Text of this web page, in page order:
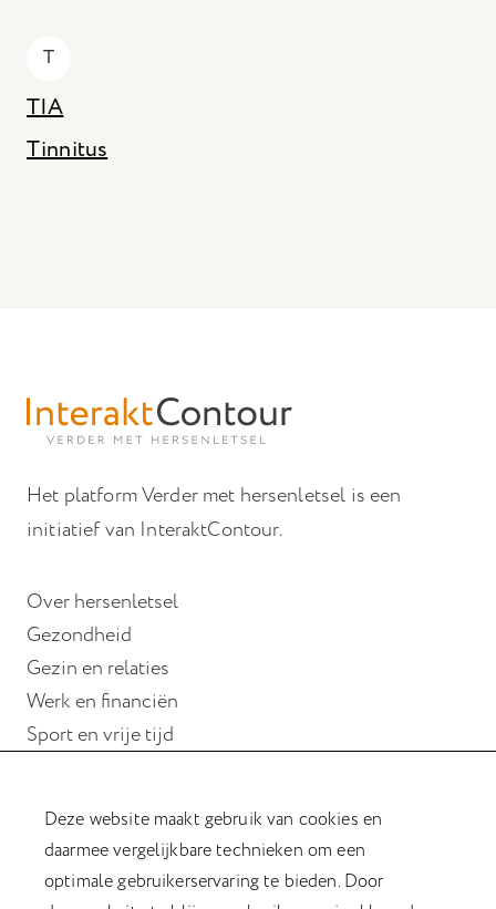
T
TIA
Tinnitus
Het platform Verder met hersenletsel is een
initiatief van InteraktContour.
Over hersenletsel
Gezondheid
Gezin en relaties
Werk en financiën
Sport en vrije tijd
Wonen
Hulp bij hersenletsel
Magazine Verder met hersenletsel
Deze website maakt gebruik van cookies en
daarmee vergelijkbare technieken om een
optimale gebruikerservaring te bieden. Door